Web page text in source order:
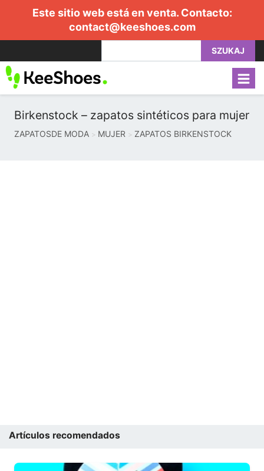
Este sitio web está en venta. Contacto:
contact@keeshoes.com
SZUKAJ
Birkenstock – zapatos sintéticos para mujer
ZAPATOSDE MODA MUJER ZAPATOS BIRKENSTOCK
Artículos recomendados